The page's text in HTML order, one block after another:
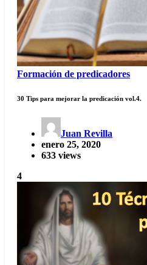
Formación de predicadores
30 Tips para mejorar la predicación vol.4.
Juan Revilla
enero 25, 2020
633 views
4